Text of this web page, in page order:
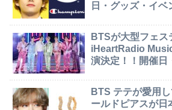
日・グッズ・イベ
BTSが大型フェ
iHeartRadio
演決定！！開催日
BTS テテが愛用
ールドピアスが日